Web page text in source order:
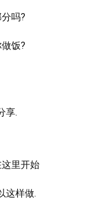
吗?
饭?
享.
里开始
这样做.